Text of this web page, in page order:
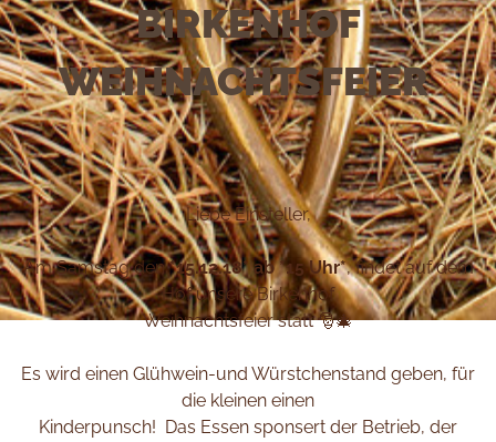
BIRKENHOF
WEIHNACHTSFEIER
Liebe Einsteller,
Am Samstag den*15.12.18* ab *15 Uhr*, findet auf dem
Hof unsere Birkenhof
Weihnachtsfeier statt 🎅🎄
Es wird einen Glühwein-und Würstchenstand geben, für
die kleinen einen
Kinderpunsch! Das Essen sponsert der Betrieb, der